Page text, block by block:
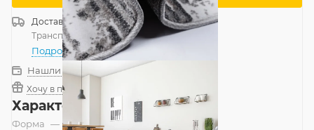
ДоставкаРоссия
Транспортной компанией
—бесплатно
Подробнее
Нашли дешевле?
Хочу в подарок
Характеристики
Форма — Прямоугольник